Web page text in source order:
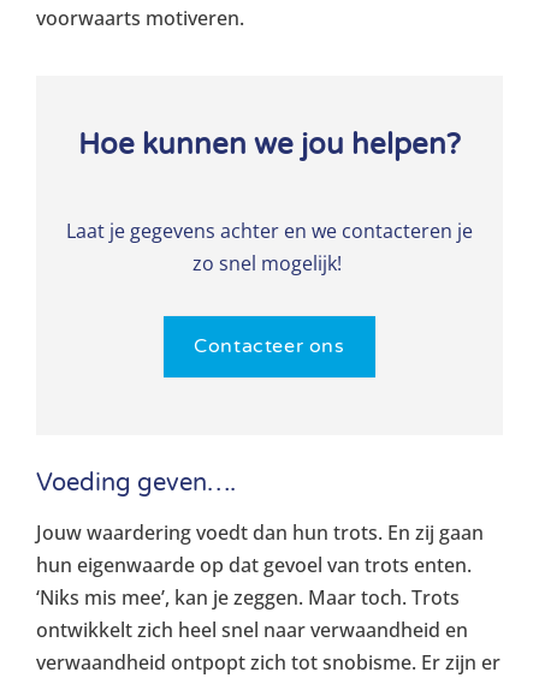
voorwaarts motiveren.
Hoe kunnen we jou helpen?
Laat je gegevens achter en we contacteren je
zo snel mogelijk!
Contacteer ons
Voeding geven….
Jouw waardering voedt dan hun trots. En zij gaan
hun eigenwaarde op dat gevoel van trots enten.
‘Niks mis mee’, kan je zeggen. Maar toch. Trots
ontwikkelt zich heel snel naar verwaandheid en
verwaandheid ontpopt zich tot snobisme. Er zijn er